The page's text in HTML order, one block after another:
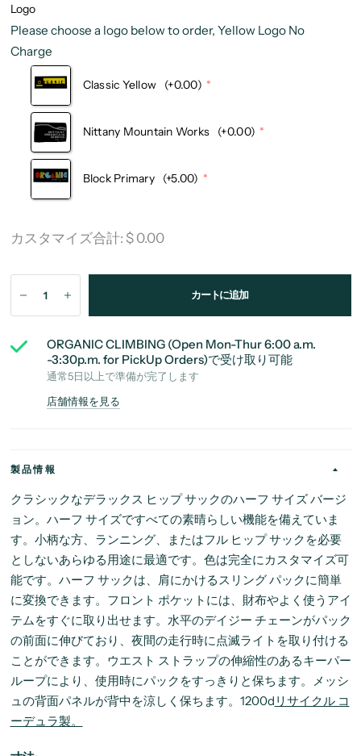
Logo
Please choose a logo below to order, Yellow Logo No
Charge
Classic Yellow (+0.00)
Nittany Mountain Works (+0.00)
Block Primary (+5.00)
カスタマイズ合計: $ 0.00
カートに追加
ORGANIC CLIMBING (Open Mon-Thur 6:00 a.m.
-3:30p.m. for PickUp Orders)で受け取り可能
通常5日以上で準備が完了します
店舗情報を見る
製品情報
クラシックなデラックス ヒップ サックのハーフ サイズ バージ
ョン。ハーフ サイズですべての素晴らしい機能を備えていま
す。小柄な方、ランニング、またはフル ヒップ サックを必要
としないあらゆる用途に最適です。色は完全にカスタマイズ可
能です。ハーフ サックは、肩にかけるスリング パックに簡単
に変換できます。フロント ポケットには、財布やよく使うアイ
テムをすぐに取り出せます。水平のデイジー チェーンがパック
の前面に伸びており、夜間の走行時に点滅ライトを取り付ける
ことができます。ウエスト ストラップの伸縮性のあるキーパー
ループにより、使用時にパックをすっきりと保ちます。メッシ
ュの背面パネルが背中を涼しく保ちます。1200d リサイクル コ
ーデュラ製。